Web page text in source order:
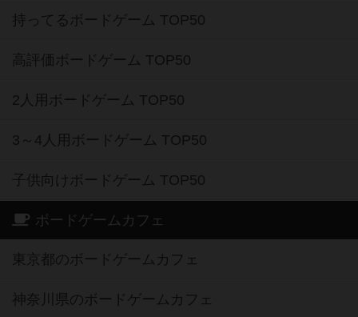
持ってるボードゲーム TOP50
高評価ボードゲーム TOP50
2人用ボードゲーム TOP50
3～4人用ボードゲーム TOP50
子供向けボードゲーム TOP50
ボードゲームカフェ
東京都のボードゲームカフェ
神奈川県のボードゲームカフェ